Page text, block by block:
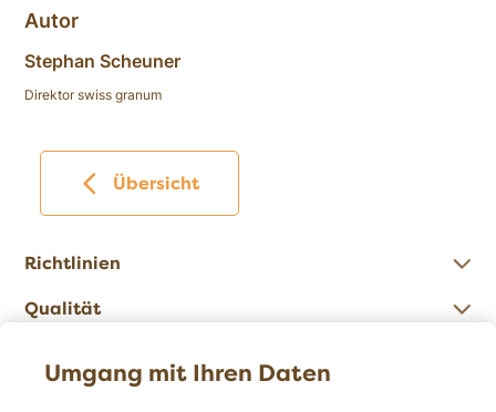
Autor
Stephan Scheuner
Direktor swiss granum
Übersicht
Richtlinien
Qualität
Umgang mit Ihren Daten